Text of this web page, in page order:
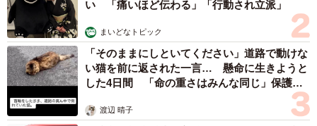
2026.08.07
ラストライブ控えるT-BOLAN森友嵐士 にし
たん社長がTikTok内で独占インタビュー
まいどなニュース
2026.08.07